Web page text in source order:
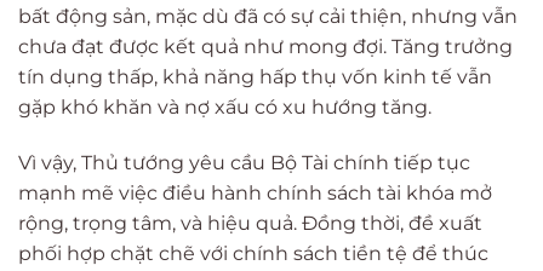
bất động sản, mặc dù đã có sự cải thiện, nhưng vẫn
chưa đạt được kết quả như mong đợi. Tăng trưởng
tín dụng thấp, khả năng hấp thụ vốn kinh tế vẫn
gặp khó khăn và nợ xấu có xu hướng tăng.
Vì vậy, Thủ tướng yêu cầu Bộ Tài chính tiếp tục
mạnh mẽ việc điều hành chính sách tài khóa mở
rộng, trọng tâm, và hiệu quả. Đồng thời, đề xuất
phối hợp chặt chẽ với chính sách tiền tệ để thúc